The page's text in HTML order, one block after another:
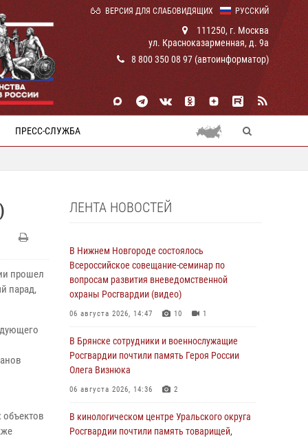
РУССКИЙ
ВЕРСИЯ ДЛЯ СЛАБОВИДЯЩИХ
111250, г. Москва
ул. Красноказарменная, д. 9а
8 800 350 08 97 (автоинформатор)
ПРЕСС-СЛУЖБА
прошел
парад,
ЛЕНТА НОВОСТЕЙ
В Нижнем Новгороде состоялось
Всероссийское совещание-семинар по
вопросам развития вневедомственной
охраны Росгвардии (видео)
06 августа 2026, 14:47 10 1
В Брянске сотрудники и военнослужащие
Росгвардии почтили память Героя России
Олега Визнюка
06 августа 2026, 14:36 2
В кинологическом центре Уральского округа
Росгвардии почтили память товарищей,